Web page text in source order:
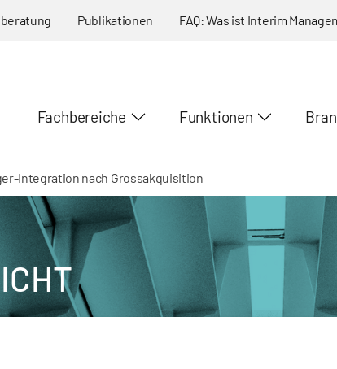
Publikationen FAQ: Was ist Interim
Fachbereiche Funktionen
Integration nach Grossakquisition